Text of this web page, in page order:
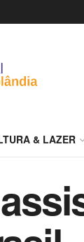
& LAZER